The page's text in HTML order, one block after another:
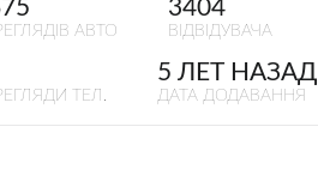
АВТО
3404
ВІДВІДУВАЧА
ТЕЛ.
5 ЛЕТ НАЗАД
ДАТА ДОДАВАННЯ